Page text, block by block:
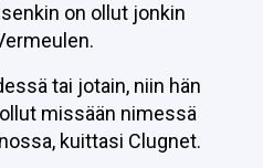
on ollut jonkin
tai jotain, niin hän
missään nimessä
kuittasi Clugnet.